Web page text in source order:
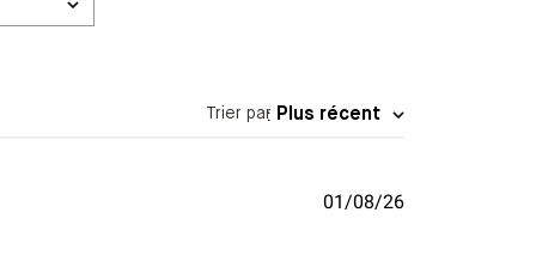
Trier par: Plus récent
Date
01/08/26